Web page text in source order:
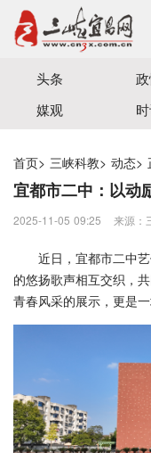
宜昌三峡融媒体中心
头条
媒观
首页> 三峡科教> 动态>
宜都市二中：以动
2025-11-05 09:25 来源：
近日，宜都市二中
的悠扬歌声相互交织，
青春风采的展示，更是